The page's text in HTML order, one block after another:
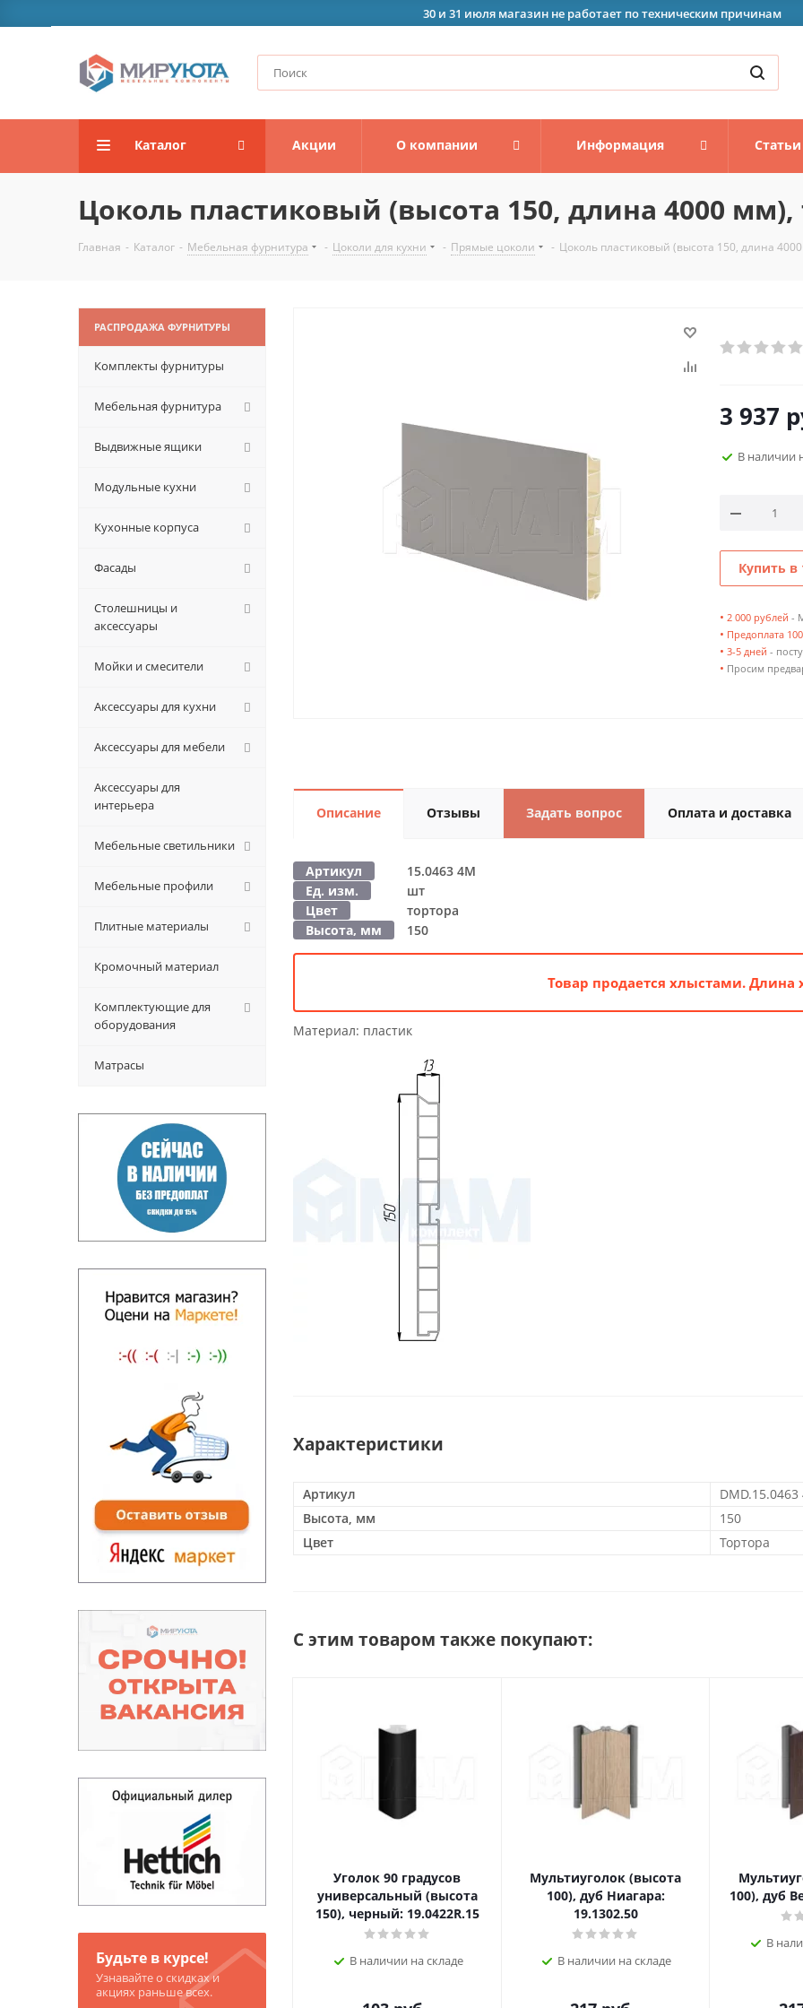
30 и 31 июля магазин не работает по техническим причинам
Каталог Акции О компании Информация Статьи
Цоколь пластиковый (высота 150, длина 4000 мм),
Главная - Каталог - Мебельная фурнитура - Цоколи для кухни - Прямые цоколи - Цоколь пластиковый (высота 150, длина
3 937
В наличии
Купить в
• 2 000 рублей -
• Предоплата
• 3-5 дней -
• Просим
Описание Отзывы Задать вопрос Оплата и доставка
Артикул
15.0463 4M
Ед. изм.
шт
Цвет
тортора
Высота, мм
150
Товар продается хлыстами. Длина
Материал: пластик
Характеристики
Артикул
DMD.15.0463
Высота, мм
150
Цвет
Тортора
С этим товаром также покупают:
Уголок 90 градусов
универсальный (высота
150), черный: 19.0422R.15
В наличии на складе
Мультиуголок (высота
100), дуб Ниагара:
19.1302.50
В наличии на складе
100), дуб
В
РАСПРОДАЖА ФУРНИТУРЫ
Комплекты фурнитуры
Мебельная фурнитура
Выдвижные ящики
Модульные кухни
Кухонные корпуса
Фасады
Столешницы и
аксессуары
Мойки и смесители
Аксессуары для кухни
Аксессуары для мебели
Аксессуары для
интерьера
Мебельные светильники
Мебельные профили
Плитные материалы
Кромочный материал
Комплектующие для
оборудования
Матрасы
Будьте в курсе!
Узнавайте о скидках и
акциях раньше всех.